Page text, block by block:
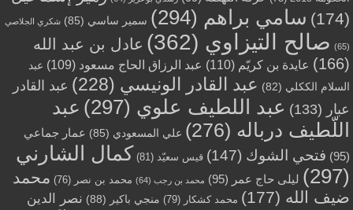
(174)
سامي براهم (294) سمير ساسي (85) شكري الجلاصي
(65) صالح التيزاوي (362)
عادل بن عبد الله
(166)
عايدة بن كريّم (110) عبد الرزاق الحاج مسعود (109)
عبد
السلام الككلي (82) عبد القادر الونيسي (228)
عبد القادر
عبار (133) عبد اللطيف علوي (297)
عبد
اللّطيف درباله (276) علي المسعودي (85)
عمار جماعي
(95)
فتحي الشوك (147) قيس سعيّد (81)
كمال الشارني
(297)
ليلى حاج عمر (95) محمد بن رجب (64) محمد بن نصر (76)
محمد
ضيف الله (177) محمد كشكار (79) منجي باكير (88)
نصر الدين